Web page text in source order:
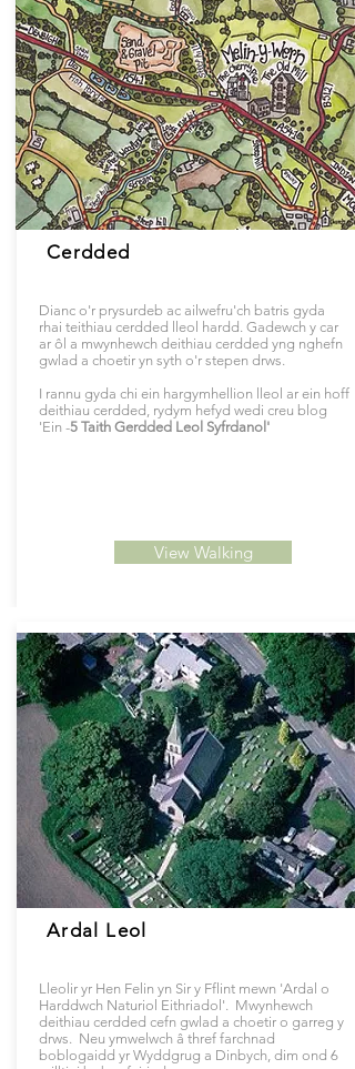
Cerdded
Dianc o'r prysurdeb ac ailwefru'ch batris gyda
rhai teithiau cerdded lleol hardd. Gadewch y car
ar ôl a mwynhewch deithiau cerdded yng nghefn
gwlad a choetir yn syth o'r stepen drws.
I rannu gyda chi ein hargymhellion lleol ar ein hoff
deithiau cerdded, rydym hefyd wedi creu blog
'Ein -5 Taith Gerdded Leol Syfrdanol'
View Walking
Ardal Leol
Lleolir yr Hen Felin yn Sir y Fflint mewn 'Ardal o
Harddwch Naturiol Eithriadol'. Mwynhewch
deithiau cerdded cefn gwlad a choetir o garreg y
drws. Neu ymwelwch â thref farchnad
boblogaidd yr Wyddgrug a Dinbych, dim ond 6